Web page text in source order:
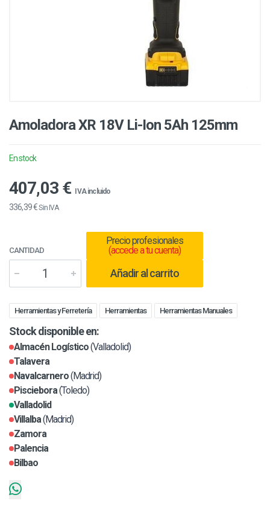
Amoladora XR 18V Li-Ion 5Ah 125mm
En stock
407,03 € IVA incluido
336,39 €Sin IVA
CANTIDAD
Precio profesionales
(accede a tu cuenta)
Añadir al carrito
Herramientas y Ferretería Herramientas Herramientas Manuales
Stock disponible en:
Almacén Logístico(Valladolid)
Talavera
Navalcarnero(Madrid)
Pisciebora(Toledo)
Valladolid
Villalba(Madrid)
Zamora
Palencia
Bilbao